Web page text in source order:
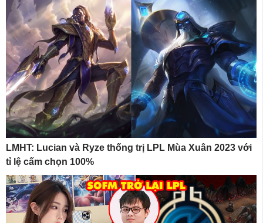
LMHT: Lucian và Ryze thống trị LPL Mùa Xuân 2023 với
tỉ lệ cấm chọn 100%